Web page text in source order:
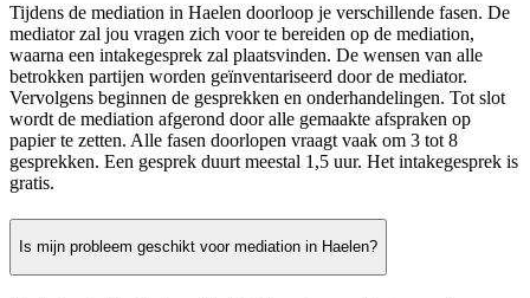
Tijdens de mediation in Haelen doorloop je verschillende fasen. De
mediator zal jou vragen zich voor te bereiden op de mediation,
waarna een intakegesprek zal plaatsvinden. De wensen van alle
betrokken partijen worden geïnventariseerd door de mediator.
Vervolgens beginnen de gesprekken en onderhandelingen. Tot slot
wordt de mediation afgerond door alle gemaakte afspraken op
papier te zetten. Alle fasen doorlopen vraagt vaak om 3 tot 8
gesprekken. Een gesprek duurt meestal 1,5 uur. Het intakegesprek is
gratis.
Is mijn probleem geschikt voor mediation in Haelen?